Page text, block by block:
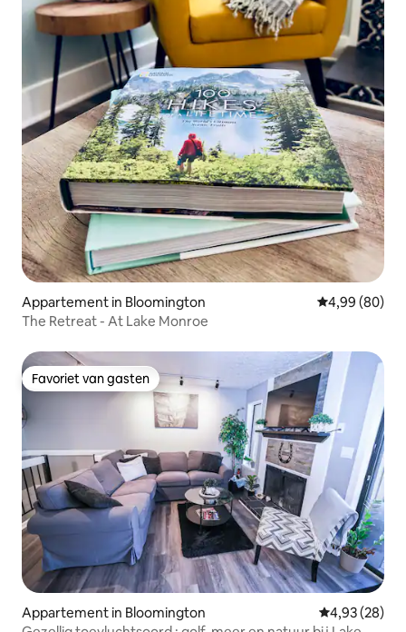
Appartement in Bloomington Gemiddelde
4,99 (80)
The Retreat - At Lake Monroe
Favoriet van gasten
Favoriet van gasten
Appartement in Bloomington Gemiddelde
4,93 (28)